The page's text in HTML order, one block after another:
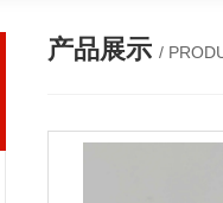
产品展示 /